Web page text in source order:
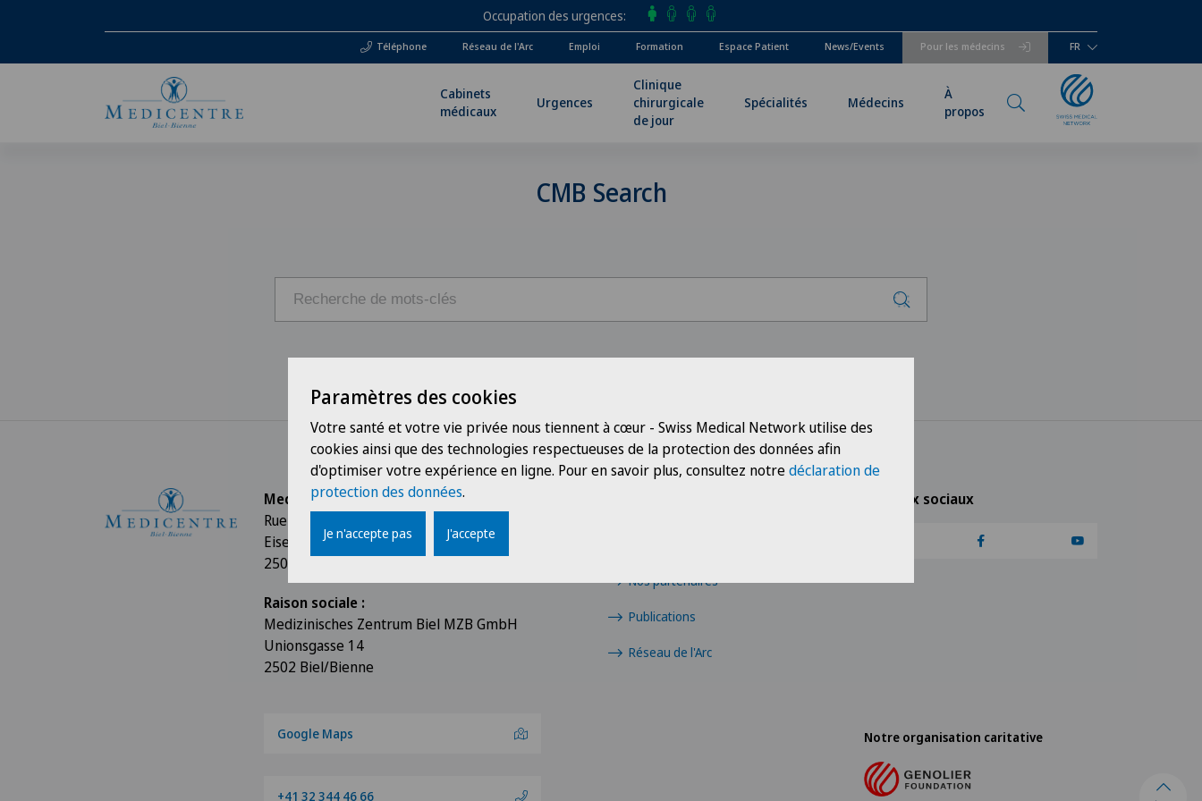
Occupation des urgences
Téléphone Pour les médecins
Réseau de l'Arc Emploi Formation Espace Patient News/Events FR
Cabinets
médicaux
Urgences
Clinique
chirurgicale
de jour
Spécialités Médecins
À
propos
CMB Search
Réseaux sociaux
Nos partenaires
Publications
Réseau de l'Arc
Medicentre Biel-Bienne
Rue de l’Union 14 / Unionsgasse 14
Eisengasse 11 / Rue du Fer 11
2502 Biel/Bienne
Raison sociale :
Medizinisches Zentrum Biel MZB GmbH
Unionsgasse 14
2502 Biel/Bienne
Google Maps
+41 32 344 46 66
Notre organisation caritative
Paramètres des cookies
Votre santé et votre vie privée nous tiennent à cœur - Swiss Medical Network utilise des
cookies ainsi que des technologies respectueuses de la protection des données afin
d'optimiser votre expérience en ligne. Pour en savoir plus, consultez notredéclaration de
protection des données.
Je n'accepte pas J'accepte